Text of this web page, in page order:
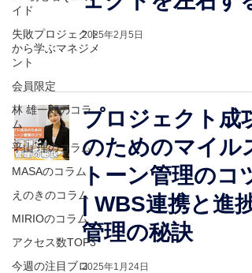
イド
失敗プロジェクト
から学ぶマネジメ
ント
会員限定
林 雄一郎のコラ
ム
平山 理のコラム
MASAのコラム
えのきのコラム
MIRIOのコラム
アクセス数TOP3
今週の注目ブロ
2025年2月5日
プロジェクト成功
のためのマイルス
トーン管理のコツ
| WBS連携と進捗
管理の秘訣
2025年1月24日